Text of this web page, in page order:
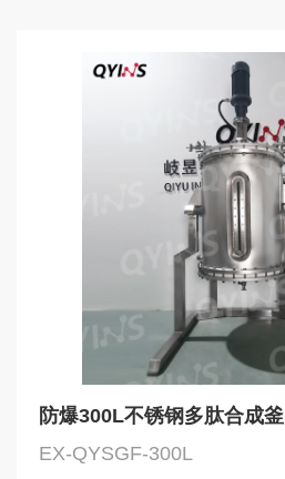
防爆300L不锈钢多肽合成釜
EX-QYSGF-300L